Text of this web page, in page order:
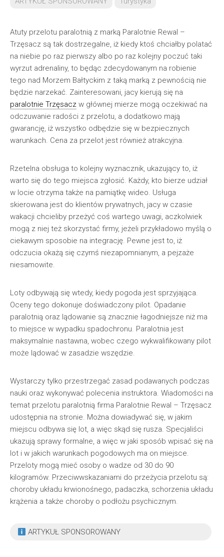
Atuty przelotu paralotnią z marką Paralotnie Rewal –
Trzęsacz są tak dostrzegalne, iż kiedy ktoś chciałby polatać
na niebie po raz pierwszy albo po raz kolejny poczuć taki
wyrzut adrenaliny, to będąc zdecydowanym na robienie
tego nad Morzem Bałtyckim z taką marką z pewnością nie
będzie narzekać. Zainteresowani, jacy kierują się na
paralotnie Trzęsacz w głównej mierze mogą oczekiwać na
odczuwanie radości z przelotu, a dodatkowo mają
gwarancję, iż wszystko odbędzie się w bezpiecznych
warunkach. Cena za przelot jest również atrakcyjna.
Rzetelna obsługa to kolejny wyznacznik, ukazujący to, iż
warto się do tego miejsca zgłosić. Każdy, kto bierze udział
w locie otrzyma także na pamiątkę wideo. Usługa
skierowana jest do klientów prywatnych, jacy w czasie
wakacji chcieliby przeżyć coś wartego uwagi, aczkolwiek
mogą z niej też skorzystać firmy, jeżeli przykładowo myślą o
ciekawym sposobie na integrację. Pewne jest to, iż
odczucia okażą się czymś niezapomnianym, a pejzaże
niesamowite.
Loty odbywają się wtedy, kiedy pogoda jest sprzyjająca.
Oceny tego dokonuje doświadczony pilot. Opadanie
paralotnią oraz lądowanie są znacznie łagodniejsze niż ma
to miejsce w wypadku spadochronu. Paralotnia jest
maksymalnie nastawna, wobec czego wykwalifikowany pilot
może lądować w zasadzie wszędzie.
Wystarczy tylko przestrzegać zasad podawanych podczas
nauki oraz wykonywać polecenia instruktora. Wiadomości na
temat przelotu paralotnią firma Paralotnie Rewal – Trzęsacz
udostępnia na stronie. Można dowiadywać się, w jakim
miejscu odbywa się lot, a więc skąd się rusza. Specjaliści
ukazują sprawy formalne, a więc w jaki sposób wpisać się na
lot i w jakich warunkach pogodowych ma on miejsce.
Przeloty mogą mieć osoby o wadze od 30 do 90
kilogramów. Przeciwwskazaniami do przeżycia przelotu są:
choroby układu krwionośnego, padaczka, schorzenia układu
krążenia a także choroby o podłożu psychicznym.
ARTYKUŁ SPONSOROWANY